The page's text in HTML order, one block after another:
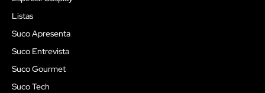
Listas
Suco Apresenta
Suco Entrevista
Suco Gourmet
Suco Tech